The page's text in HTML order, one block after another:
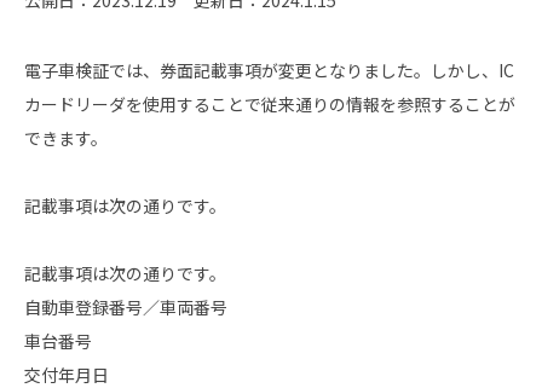
電子車検証では、券面記載事項が変更となりました。しかし、IC
カードリーダを使用することで従来通りの情報を参照することが
できます。
記載事項は次の通りです。
記載事項は次の通りです。
自動車登録番号／車両番号
車台番号
交付年月日